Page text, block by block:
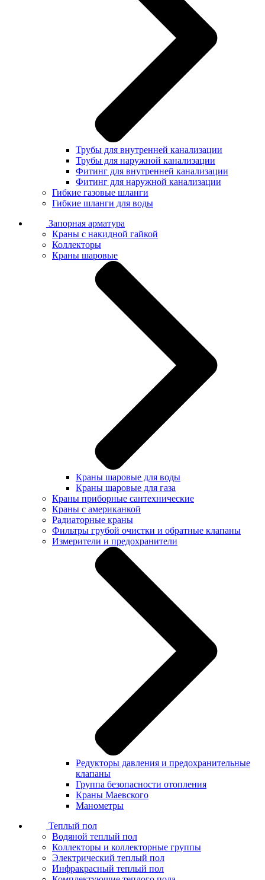
Трубы для внутренней канализации
Трубы для наружной канализации
Фитинг для внутренней канализации
Фитинг для наружной канализации
Гибкие газовые шланги
Гибкие шланги для воды
Запорная арматура
Краны с накидной гайкой
Коллекторы
Краны шаровые
Краны шаровые для воды
Краны шаровые для газа
Краны приборные сантехнические
Краны с американкой
Радиаторные краны
Фильтры грубой очистки и обратные клапаны
Измерители и предохранители
Редукторы давления и предохранительные
клапаны
Группа безопасности отопления
Краны Маевского
Манометры
Теплый пол
Водяной теплый пол
Коллекторы и коллекторные группы
Электрический теплый пол
Инфракрасный теплый пол